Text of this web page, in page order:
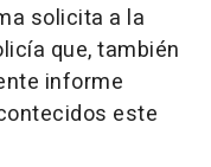
solicita a la
que, también
informe
este